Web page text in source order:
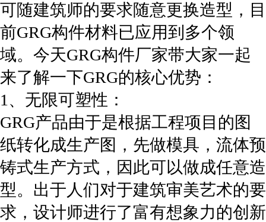
可随建筑师的要求随意更换造型，目
前GRG构件材料已应用到多个领
域。今天GRG构件厂家带大家一起
来了解一下GRG的核心优势：
1、无限可塑性：
GRG产品由于是根据工程项目的图
纸转化成生产图，先做模具，流体预
铸式生产方式，因此可以做成任意造
型。出于人们对于建筑审美艺术的要
求，设计师进行了富有想象力的创新